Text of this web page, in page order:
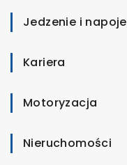
Jedzenie i napoje
Kariera
Motoryzacja
Nieruchomości